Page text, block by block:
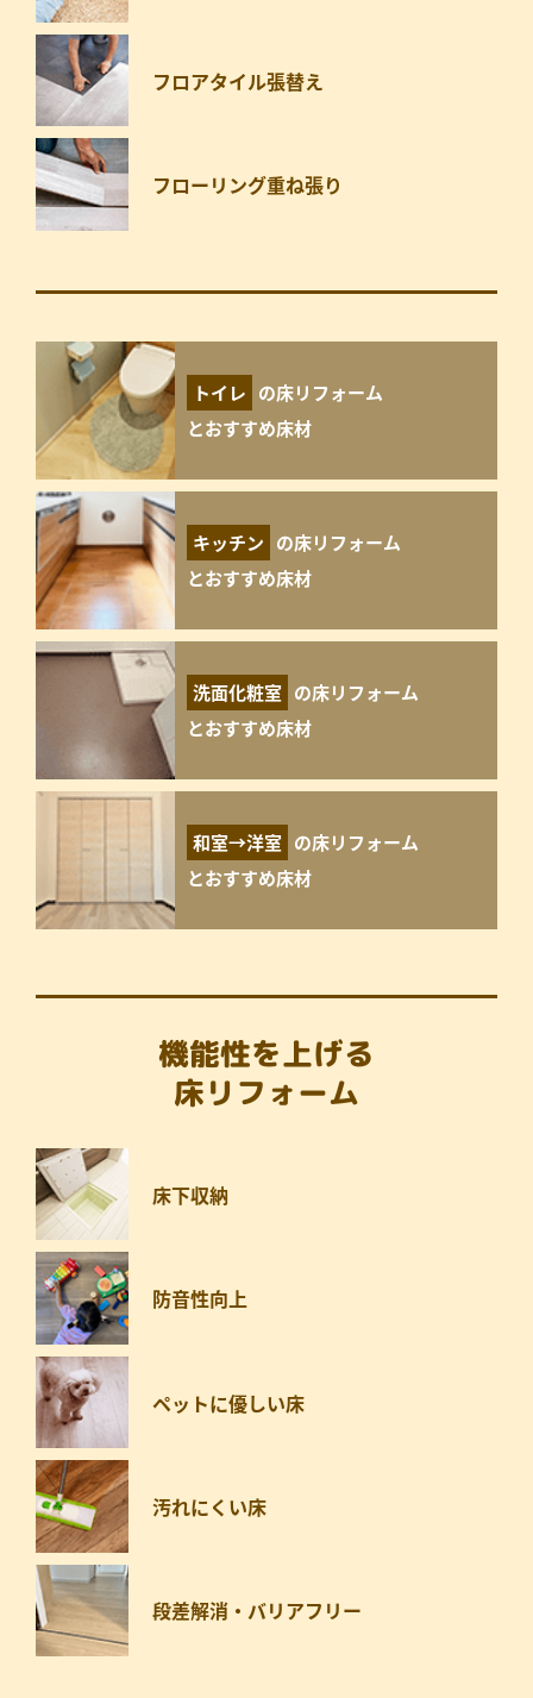
フロアタイル張替え
フローリング重ね張り
トイレ の床リフォーム
とおすすめ床材
キッチン の床リフォーム
とおすすめ床材
洗面化粧室 の床リフォーム
とおすすめ床材
和室→洋室 の床リフォーム
とおすすめ床材
機能性を上げる
床リフォーム
床下収納
防音性向上
ペットに優しい床
汚れにくい床
段差解消・バリアフリー